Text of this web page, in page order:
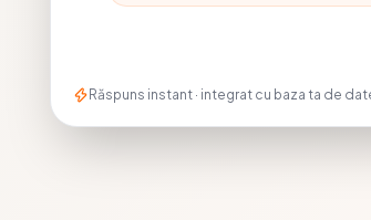
Răspuns instant · integrat cu baza ta de